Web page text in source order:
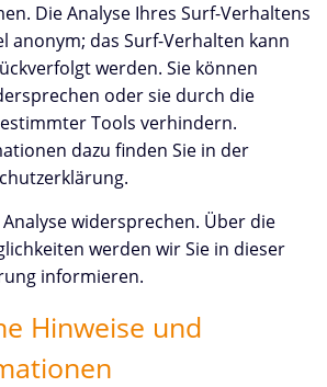
Die Analyse Ihres Surf-Verhaltens
anonym; das Surf-Verhalten kann
werden. Sie können
oder sie durch die
Tools verhindern.
dazu finden Sie in der
widersprechen. Über die
werden wir Sie in dieser
informieren.
Hinweise und